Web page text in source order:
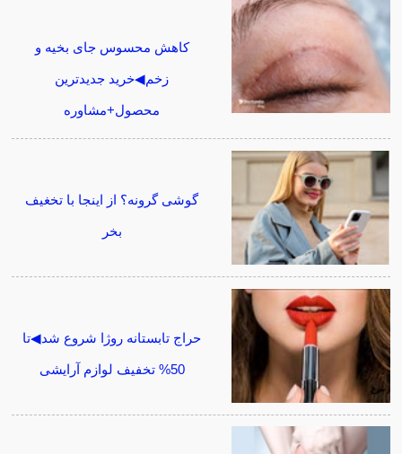
کاهش محسوس جای بخیه و
زخم◀خرید جدیدترین
محصول+مشاوره
گوشی گرونه؟ از اینجا با تخغیف
بخر
حراج تابستانه روژا شروع شد◀تا
50% تخفیف لوازم آرایشی